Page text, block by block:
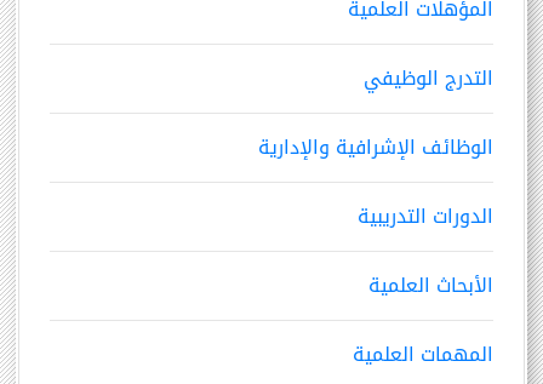
المؤهلات العلمية
التدرج الوظيفي
الوظائف الإشرافية والإدارية
الدورات التدريبية
الأبحاث العلمية
المهمات العلمية